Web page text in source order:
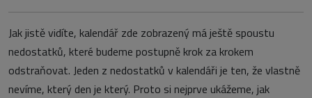
Jak jistě vidíte, kalendář zde zobrazený má ještě spoustu
nedostatků, které budeme postupně krok za krokem
odstraňovat. Jeden z nedostatků v kalendáři je ten, že vlastně
nevíme, který den je který. Proto si nejprve ukážeme, jak